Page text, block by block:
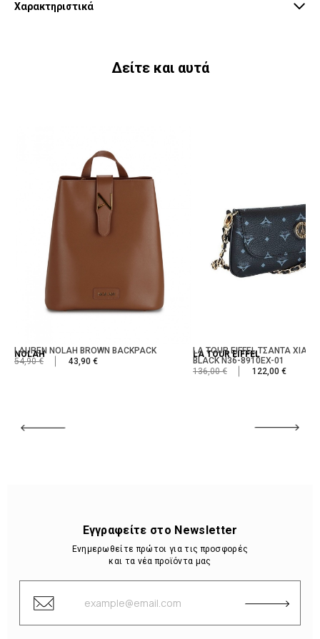
Χαρακτηριστικά
Δείτε και αυτά
NOLAH
LAUREN NOLAH BROWN BACKPACK
54,90 €
43,90 €
LA TOUR EIFFEL
LA TOUR EIFFEL ΤΣΑΝΤΑ ΧΙΑΣΤΙ
BLACK N36-8910EX-01
136,00 €
122,00 €
Εγγραφείτε στο Newsletter
Ενημερωθείτε πρώτοι για τις προσφορές
και τα νέα προϊόντα μας